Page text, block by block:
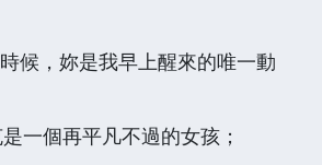
時候，妳是我早上醒來的唯一動
一個再平凡不過的女孩；